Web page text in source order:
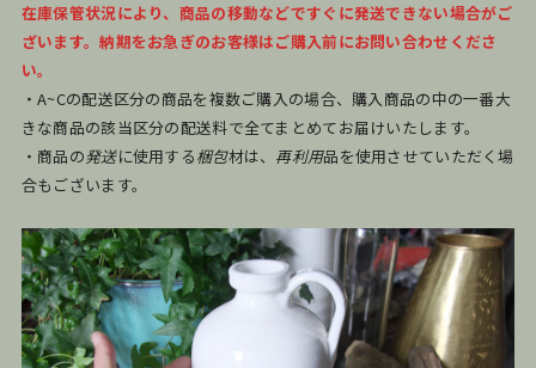
在庫保管状況により、商品の移動などですぐに発送できない場合がご
ざいます。納期をお急ぎのお客様はご購入前にお問い合わせくださ
い。
・A~Cの配送区分の商品を複数ご購入の場合、購入商品の中の一番大
きな商品の該当区分の配送料で全てまとめてお届けいたします。
・商品の発送に使用する梱包材は、 再利用品を使用させていただく場
合もございます。